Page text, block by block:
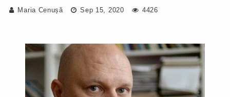
Maria Cenușă Sep 15, 2020 4426